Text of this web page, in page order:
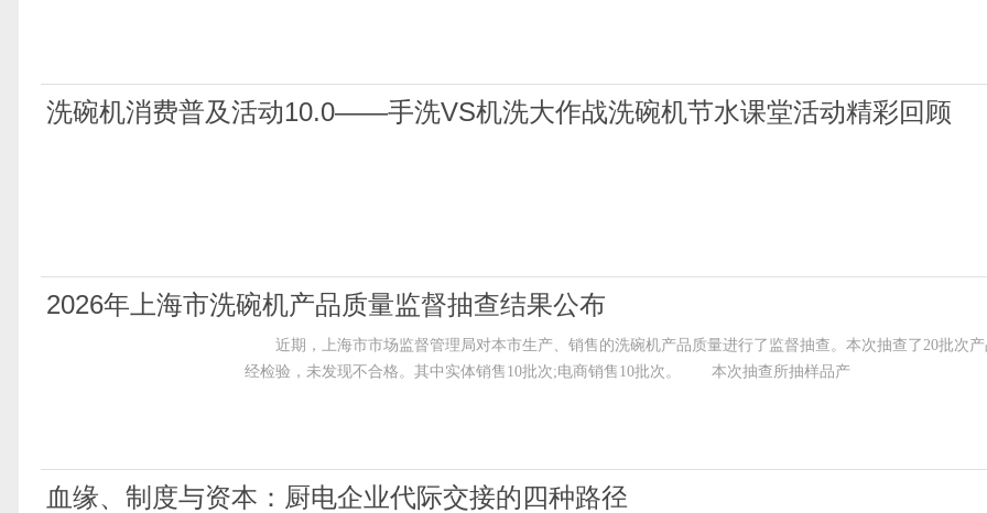
洗碗机消费普及活动10.0——手洗VS机洗大作战洗碗机节水课堂活动精彩回顾
2026年上海市洗碗机产品质量监督抽查结果公布
近期，上海市市场监督管理局对本市生产、销售的洗碗机产品质量进行了监督抽查。本次抽查了20批次产
经检验，未发现不合格。其中实体销售10批次;电商销售10批次。 本次抽查所抽样品产
血缘、制度与资本：厨电企业代际交接的四种路径